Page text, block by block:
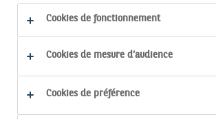
réchauffement climatique, financer la
énergétique, réduire les inégalités et
l’économie sociale et solidaire ?​​
Cookies de fonctionnement
Cookies de mesure d’audience
Cookies de préférence